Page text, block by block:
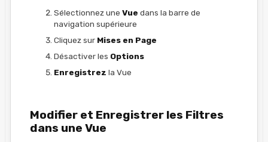
Sélectionnez une Vue dans la barre de
navigation supérieure
Cliquez sur Mises en Page
Désactiver les Options
Enregistrez la Vue
Modifier et Enregistrer les Filtres
dans une Vue